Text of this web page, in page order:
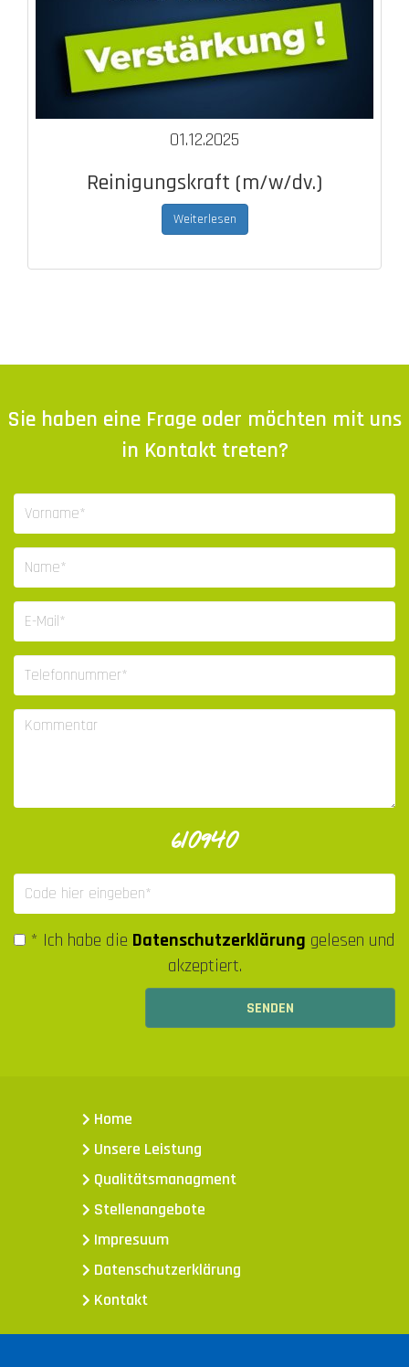
01.12.2025
Reinigungskraft (m/w/dv.)
Weiterlesen
Sie haben eine Frage oder möchten mit uns
in Kontakt treten?
610940
* Ich habe die Datenschutzerklärung gelesen und
akzeptiert.
Home
Unsere Leistung
Qualitätsmanagment
Stellenangebote
Impresuum
Datenschutzerklärung
Kontakt